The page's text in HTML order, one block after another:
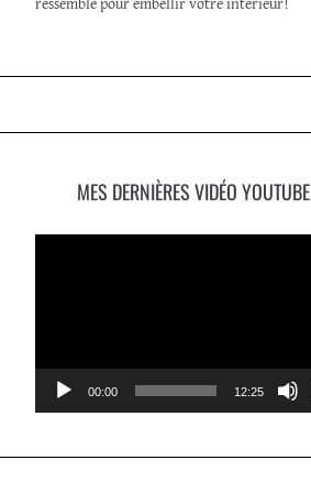
ressemble pour embellir votre intérieur!
MES DERNIÈRES VIDÉO YOUTUBE
00:00 12:25